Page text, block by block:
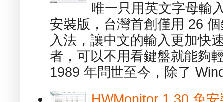
唯一只用英文字母輸
安裝版，台灣首創僅用 26
入法，讓中文的輸入更加快
者，可以不用看鍵盤就能夠
1989 年問世至今，除了